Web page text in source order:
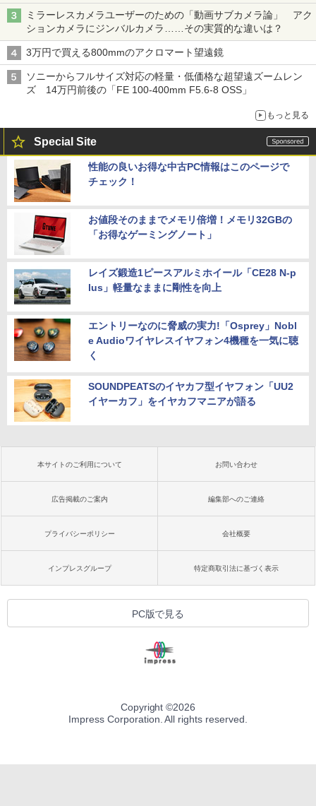
ミラーレスカメラユーザーのための「動画サブカメラ論」 アク
ションカメラにジンバルカメラ……その実質的な違いは？
3万円で買える800mmのアクロマート望遠鏡
ソニーからフルサイズ対応の軽量・低価格な超望遠ズームレン
ズ 14万円前後の「FE 100-400mm F5.6-8 OSS」
もっと見る
Special Site
性能の良いお得な中古PC情報はこのページで
チェック！
お値段そのままでメモリ倍増！メモリ32GBの
「お得なゲーミングノート」
レイズ鍛造1ピースアルミホイール「CE28 N-p
lus」軽量なままに剛性を向上
エントリーなのに脅威の実力!「Osprey」Nobl
e Audioワイヤレスイヤフォン4機種を一気に聴
く
SOUNDPEATSのイヤカフ型イヤフォン「UU2
イヤーカフ」をイヤカフマニアが語る
本サイトのご利用について お問い合わせ
広告掲載のご案内 編集部へのご連絡
プライバシーポリシー 会社概要
インプレスグループ 特定商取引法に基づく表示
PC版で見る
Copyright ©2026
Impress Corporation. All rights reserved.